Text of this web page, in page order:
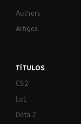
Authors
Artigos
TÍTULOS
CS2
LoL
Dota 2